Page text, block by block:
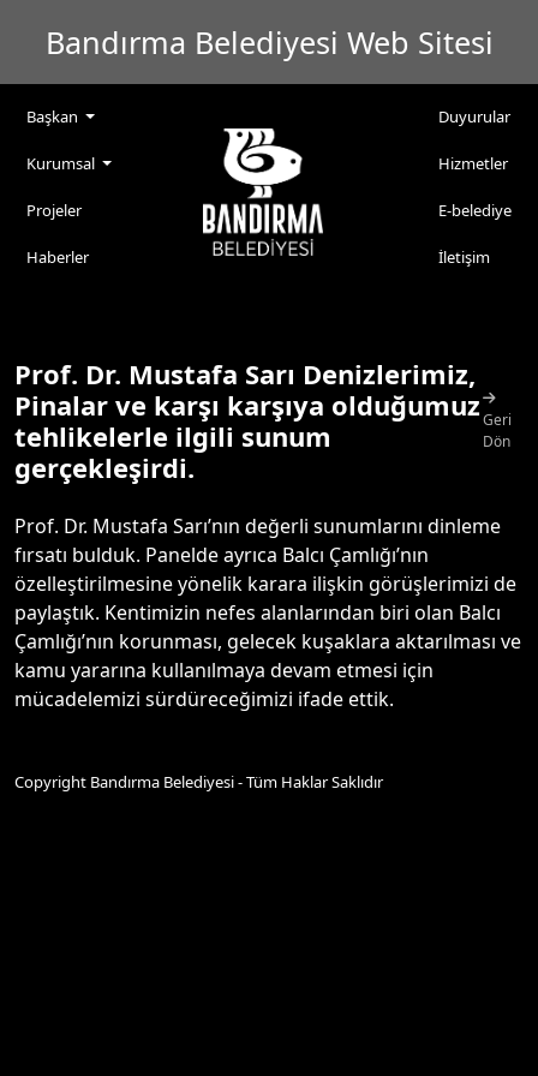
Bandırma Belediyesi Web Sitesi
Başkan
Kurumsal
Projeler
Haberler
Duyurular
Hizmetler
E-belediye
İletişim
Prof. Dr. Mustafa Sarı Denizlerimiz,
Pinalar ve karşı karşıya olduğumuz
tehlikelerle ilgili sunum
gerçekleşirdi.
Geri
Dön
Prof. Dr. Mustafa Sarı’nın değerli sunumlarını dinleme
fırsatı bulduk. Panelde ayrıca Balcı Çamlığı’nın
özelleştirilmesine yönelik karara ilişkin görüşlerimizi de
paylaştık. Kentimizin nefes alanlarından biri olan Balcı
Çamlığı’nın korunması, gelecek kuşaklara aktarılması ve
kamu yararına kullanılmaya devam etmesi için
mücadelemizi sürdüreceğimizi ifade ettik.
Copyright Bandırma Belediyesi - Tüm Haklar Saklıdır